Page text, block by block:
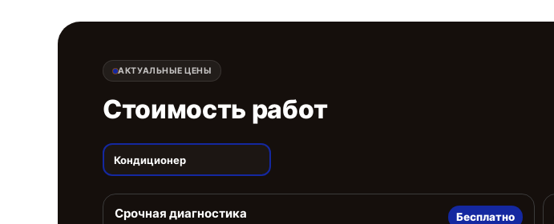
АКТУАЛЬНЫЕ ЦЕНЫ
Стоимость работ
Кондиционер
Срочная диагностика Бесплатно